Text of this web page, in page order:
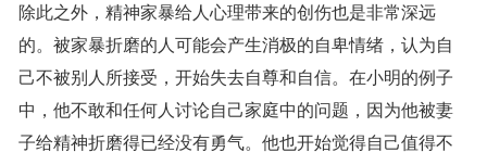
除此之外，精神家暴给人心理带来的创伤也是非常深远
的。被家暴折磨的人可能会产生消极的自卑情绪，认为自
己不被别人所接受，开始失去自尊和自信。在小明的例子
中，他不敢和任何人讨论自己家庭中的问题，因为他被妻
子给精神折磨得已经没有勇气。他也开始觉得自己值得不